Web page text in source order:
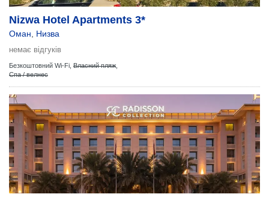
Nizwa Hotel Apartments 3*
Оман Низва
немає відгуків
Безкоштовний Wi-Fi, Власний пляж
Спа / велнес